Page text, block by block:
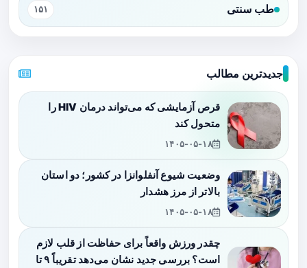
طب سنتی ۱۵۱
جدیدترین مطالب
قرص آزمایشی که می‌تواند درمان HIV را
متحول کند
۱۴۰۵-۰۵-۱۸
وضعیت شیوع آنفلوانزا در کشور؛ دو استان
بالاتر از مرز هشدار
۱۴۰۵-۰۵-۱۸
چقدر ورزش واقعاً برای حفاظت از قلب لازم
است؟ بررسی جدید نشان می‌دهد تقریباً ۹ تا